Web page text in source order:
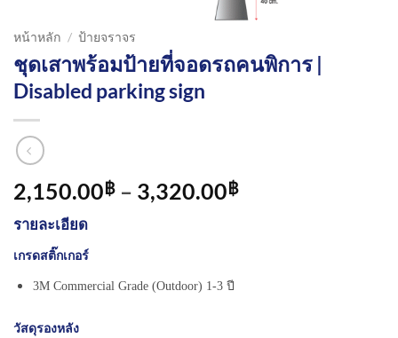
หน้าหลัก / ป้ายจราจร
ชุดเสาพร้อมป้ายที่จอดรถคนพิการ |
Disabled parking sign
2,150.00฿ – 3,320.00฿Price
รายละเอียด
เกรดสติ๊กเกอร์
3M Commercial Grade (Outdoor) 1-3 ปี
วัสดุรองหลัง